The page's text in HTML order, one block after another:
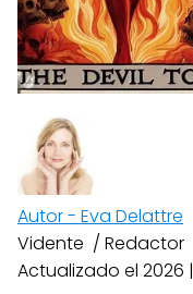
Autor - Eva Delattre
Vidente / Redactor
Actualizado el 2026 |